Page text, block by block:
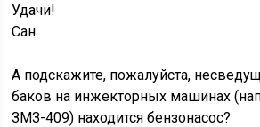
Удачи!
Сан
А подскажите, пожалуйста,
баков на инжекторных машинах
ЗМЗ-409) находится бензонасос?